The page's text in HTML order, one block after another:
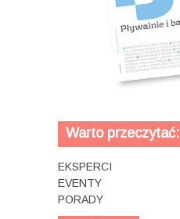
Warto przeczytać:
EKSPERCI
EVENTY
PORADY